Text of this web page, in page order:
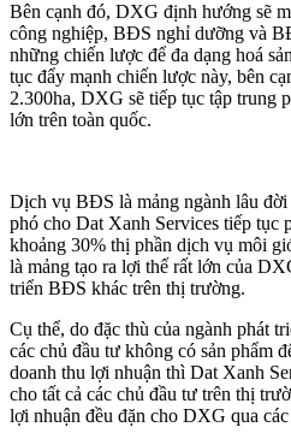
Bên cạnh đó, DXG định hướng sẽ
công nghiệp, BĐS nghỉ dưỡng và
những chiến lược để đa dạng hoá
tục đẩy mạnh chiến lược này, bên
2.300ha, DXG sẽ tiếp tục tập trung
lớn trên toàn quốc.
Dịch vụ BĐS là mảng ngành lâu
phó cho Dat Xanh Services tiếp tục
khoảng 30% thị phần dịch vụ môi
là mảng tạo ra lợi thế rất lớn của
triển BĐS khác trên thị trường.
Cụ thể, do đặc thù của ngành phát
các chủ đầu tư không có sản phẩm
doanh thu lợi nhuận thì Dat Xanh
cho tất cả các chủ đầu tư trên thị
lợi nhuận đều đặn cho DXG qua các